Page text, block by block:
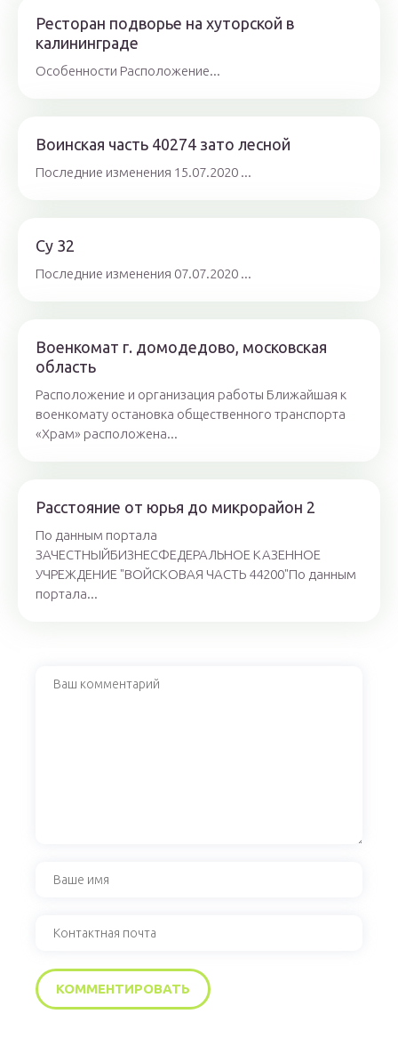
Ресторан подворье на хуторской в
калининграде
Особенности Расположение...
Воинская часть 40274 зато лесной
Последние изменения 15.07.2020 ...
Су 32
Последние изменения 07.07.2020 ...
Военкомат г. домодедово, московская
область
Расположение и организация работы Ближайшая к
военкомату остановка общественного транспорта
«Храм» расположена...
Расстояние от юрья до микрорайон 2
По данным портала
ЗАЧЕСТНЫЙБИЗНЕСФЕДЕРАЛЬНОЕ КАЗЕННОЕ
УЧРЕЖДЕНИЕ "ВОЙСКОВАЯ ЧАСТЬ 44200"По данным
портала...